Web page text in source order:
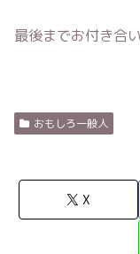
最後までお付き合
おもしろ一般人
X